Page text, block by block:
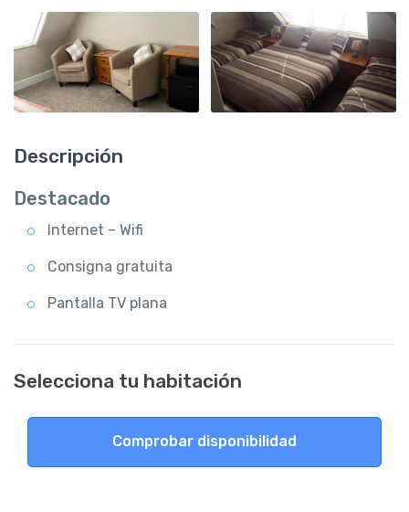
Descripción
Destacado
Internet – Wifi
Consigna gratuita
Pantalla TV plana
Selecciona tu habitación
Comprobar disponibilidad